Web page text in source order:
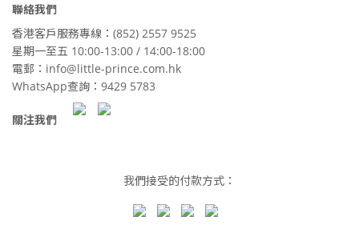
聯絡我們
香港客戶服務專線：(852) 2557 9525
星期一至五 10:00-13:00 / 14:00-18:00
電郵：info@little-prince.com.hk
WhatsApp查詢：9429 5783
關注我們
我們接受的付款方式：